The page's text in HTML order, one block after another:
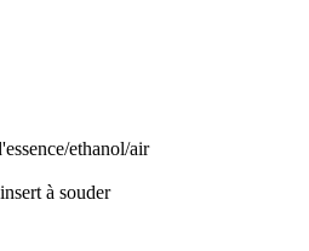
ethanol/air
à souder